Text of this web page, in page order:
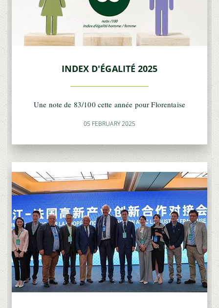
INDEX D'ÉGALITÉ 2025
Une note de 83/100 cette année pour Florentaise
05 FEBRUARY 2025